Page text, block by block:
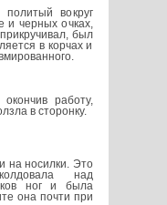
вокруг
и черных очках,
был
в корчах и
работу,
в сторонку.
на носилки. Это
над
ног и была
она почти при